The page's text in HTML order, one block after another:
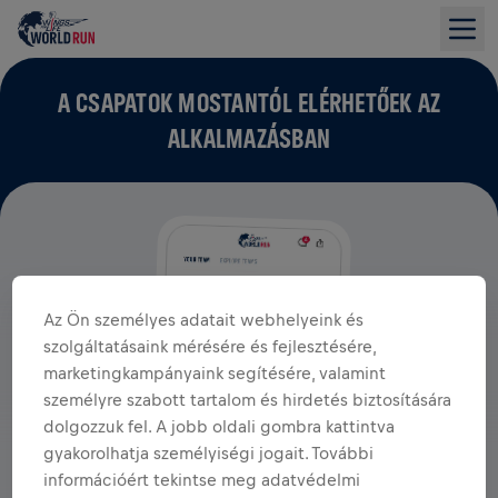
A CSAPATOK MOSTANTÓL ELÉRHETŐEK AZ
ALKALMAZÁSBAN
Az Ön személyes adatait webhelyeink és
szolgáltatásaink mérésére és fejlesztésére,
marketingkampányaink segítésére, valamint
személyre szabott tartalom és hirdetés biztosítására
dolgozzuk fel. A jobb oldali gombra kattintva
gyakorolhatja személyiségi jogait. További
információért tekintse meg adatvédelmi